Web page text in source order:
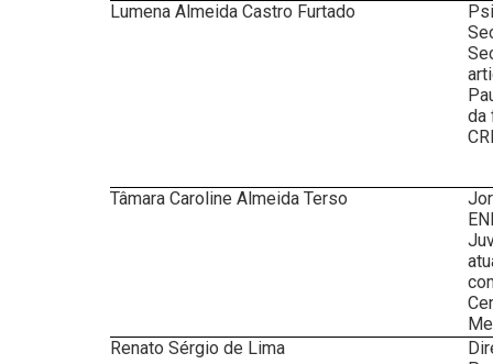
Lumena Almeida Castro Furtado
da
Tâmara Caroline Almeida Terso
Renato Sérgio de Lima